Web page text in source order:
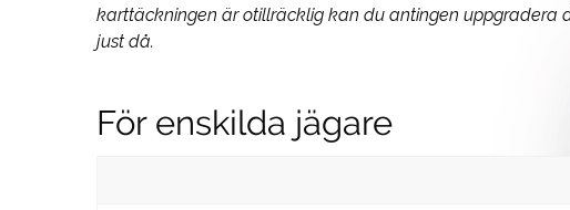
karttäckningen är otillräcklig kan du antingen
just då.
För enskilda jägare